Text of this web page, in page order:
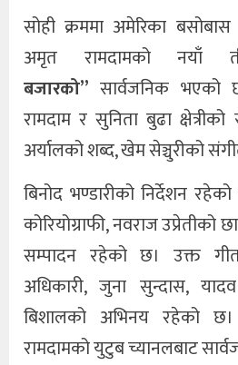
सोही क्रममा अमेरिका
अमृत रामदामको नयाँ
बजारको” सार्वजनिक
रामदाम र सुनिता बुढा
अर्यालको शब्द, खेम सेञ्चुरीको
बिनोद भण्डारीको निर्देशन
कोरियोग्राफी, नवराज उप्रेतीको
सम्पादन रहेको छ। उक्त
अधिकारी, जुना सुन्दास,
बिशालको अभिनय रहेको
रामदामको युटुब च्यानलबाट